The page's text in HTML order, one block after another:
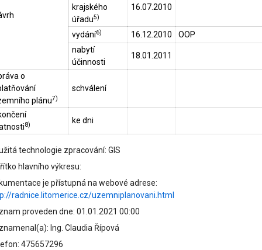
krajského
úřadu5)
16.07.2010
vydání6) 16.12.2010
OOP
nabytí
účinnosti
18.01.2011
o
plánu7)
schválení
8) ke dni
technologie zpracování: GIS
hlavního výkresu:
je přístupná na webové adrese:
radnice.litomerice.cz/uzemniplanovani.html
proveden dne: 01.01.2021 00:00
Ing. Claudia Řípová
475657296